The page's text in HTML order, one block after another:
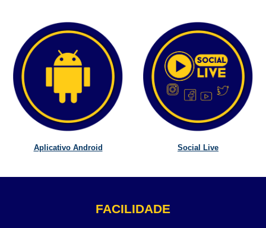
Aplicativo Android Social Live
FACILIDADE